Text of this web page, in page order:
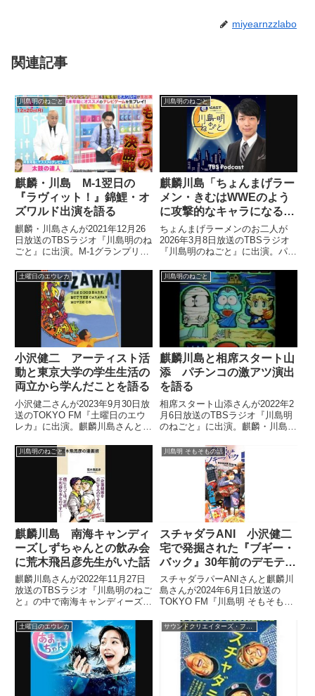
miyearnzzlabo
関連記事
川島明のねごと
麒麟・川島 M-1翌日の
『ラヴィット！』錦鯉・オ
ズワルド出演を語る
麒麟・川島さんが2021年12月26
日放送のTBSラジオ『川島明のね
ごと』に出演。M-1グランプリ翌
ンプリ2021の1位、2位の錦鯉、
オズワルドが出演した件について
話していました。
川島明のねごと
麒麟川島「ちょんまげラー
メン・きむはWWEのよう
に攻撃的なキャラになるべ
き」
ちょんまげラーメンのお二人が
2026年3月8日放送のTBSラジオ
『川島明のねごと』に出演。パン
返る中で川島さんが「きむは
WWEのように誰にでも噛みつく
攻撃的なキャラになるべき」と提
唱していました。
土曜日のエウレカ
小沢健二 アーティスト活
動と東京大学の学生生活の
両立から学んだことを語る
小沢健二さんが2023年9月30日放
送のTOKYO FM『土曜日のエウ
レカ』に出演。麒麟川島さんと東
でアーティスト活動をしていた際
に学んだことを話していました。
川島明のねごと
麒麟川島と相席スタート山
添 パチンコの激アツ演出
を語る
相席スタート山添さんが2022年2
月6日放送のTBSラジオ『川島明
のねごと』に出演。麒麟・川島さ
アツ演出について話していまし
川島明のねごと
麒麟川島 南海キャンディ
ーズしずちゃんとの飲み会
に荒木飛呂彦先生がいた話
麒麟川島さんが2022年11月27日
放送のTBSラジオ『川島明のねご
と』の中で南海キャンディーズし
その飲み会の席に漫画家の荒木飛
呂彦先生も来ていたという話をし
ていました。
川島明 そもそもの話
スチャダラANI 小沢健二
宅で発掘された『ブギー・
バック』30年前のデモテー
プを語る
スチャダラパーANIさんと麒麟川
島さんが2024年6月1日放送の
TOKYO FM『川島明 そもそもの
ク』についてトーク。30周年記
念ライブで披露された30年前の
『今夜はブギー・バック』のデモ
音源について話していました。
土曜日のエウレカ サウンドクリエイターズ・ファイル